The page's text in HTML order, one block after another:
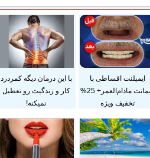
ایمپلنت اقساطی با
ضمانت مادام‌العمر+ 25%
تخفیف ویژه
با این درمان دیگه کمردرد
کار و زندگیت رو تعطیل
نمیکنه!